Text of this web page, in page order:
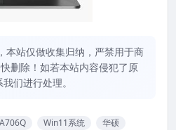
本站仅做收集归纳，严禁用于商
删除！如若本站内容侵犯了原
们进行处理。
Win11系统
华硕